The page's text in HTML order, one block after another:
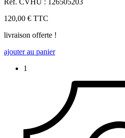
120,00 € TTC
livraison offerte !
ajouter au panier
1